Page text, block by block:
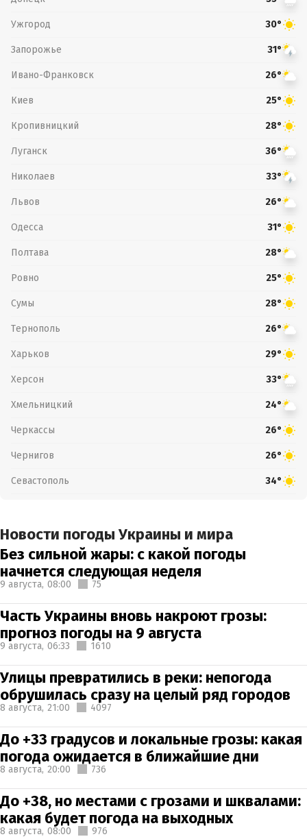
Ужгород 30°
Запорожье 31°
Ивано-Франковск 26°
Киев 25°
Кропивницкий 28°
Луганск 36°
Николаев 33°
Львов 26°
Одесса 31°
Полтава 28°
Ровно 25°
Сумы 28°
Тернополь 26°
Харьков 29°
Херсон 33°
Хмельницкий 24°
Черкассы 26°
Чернигов 26°
Севастополь 34°
Новости погоды Украины и мира
Без сильной жары: с какой погоды
начнется следующая неделя
9 августа, 08:00 75
Часть Украины вновь накроют грозы:
прогноз погоды на 9 августа
9 августа, 06:33 1610
Улицы превратились в реки: непогода
обрушилась сразу на целый ряд городов
8 августа, 21:00 4097
До +33 градусов и локальные грозы: какая
погода ожидается в ближайшие дни
8 августа, 20:00 736
До +38, но местами с грозами и шквалами:
какая будет погода на выходных
8 августа, 08:00 976